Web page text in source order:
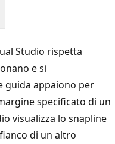
Studio rispetta
e si
guida appaiono per
specificato di un
visualizza lo snapline
di un altro